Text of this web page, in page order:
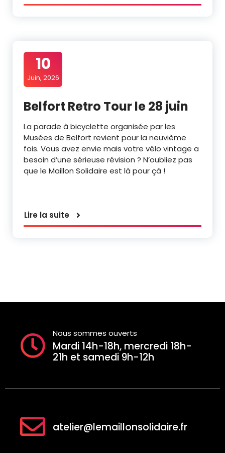
10
Juin, 2026
Belfort Retro Tour le 28 juin
La parade à bicyclette organisée par les
Musées de Belfort revient pour la neuvième
fois. Vous avez envie mais votre vélo vintage a
besoin d’une sérieuse révision ? N’oubliez pas
que le Maillon Solidaire est là pour çà !
Lire la suite
Nous sommes ouverts
Mardi 14h-18h, mercredi 18h-
21h et samedi 9h-12h
atelier@lemaillonsolidaire.fr